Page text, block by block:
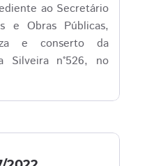
ao Secretário
e Obras Públicas,
e conserto da
Silveira n°526, no